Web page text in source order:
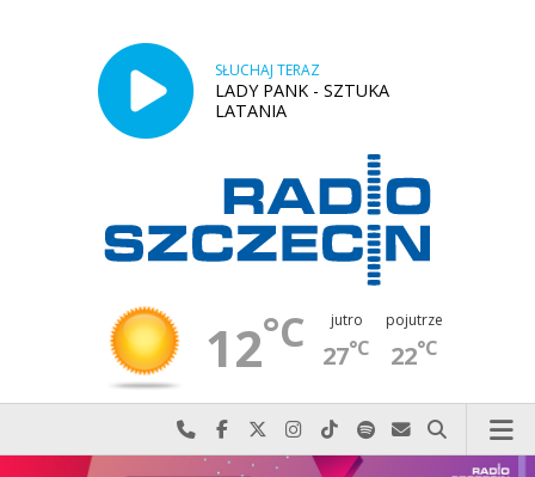
SŁUCHAJ TERAZ
LADY PANK - SZTUKA
LATANIA
12°C jutro
27°C
pojutrze
22°C
Najlepiej po prostu do nas zadzwoń
Odwiedź nas na Facebook-u
Odwiedź nas na X
Odwiedź nas na Instagram-ie
Odwiedź nas na TikTok-u
Szukaj nas na Spotify
Wyślij do nas
Szukaj